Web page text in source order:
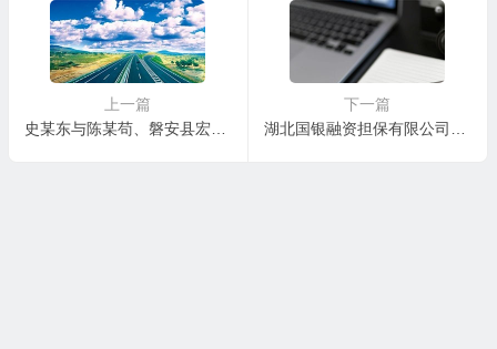
上一篇
史某东与陈某苟、磐安县宏宇建设劳务有限公司劳务合同纠纷一审民事判决书
下一篇
湖北国银融资担保有限公司与钟某某民间借贷纠纷一审民事判决书